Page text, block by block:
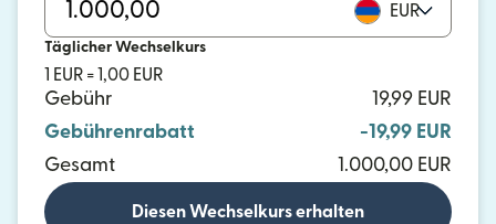
EUR
Täglicher Wechselkurs
1 EUR = 1,00 EUR
Gebühr
19,99 EUR
Gebührenrabatt
-19,99 EUR
Gesamt
1.000,00 EUR
Diesen Wechselkurs erhalten